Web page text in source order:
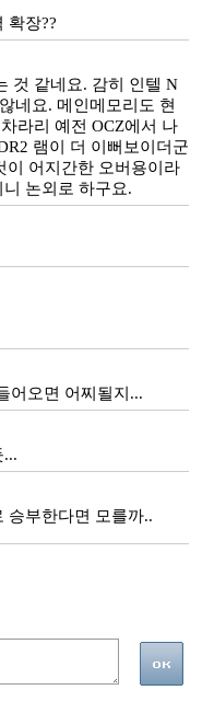
확장??
것 같네요. 감히 인텔 N
네요. 메인메모리도 현
라리 예전 OCZ에서 나
램이 더 이뻐보이더군
이 어지간한 오버용이라
논외로 하구요.
어오면 어찌될지...
...
승부한다면 모를까..